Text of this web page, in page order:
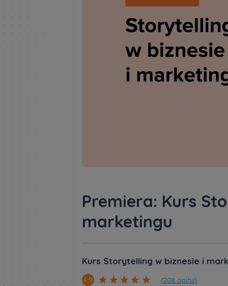
Premiera: Kurs
marketingu
Kurs Storytelling w biznesie i
4.9 (208 opinii)